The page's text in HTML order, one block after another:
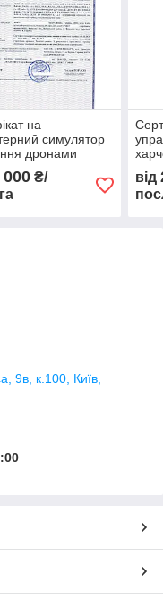
на
симулятор
дронами
000₴/
від
9в, к.100, Київ,